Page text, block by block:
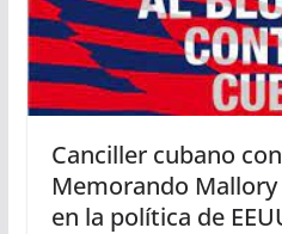
Canciller cubano
Memorando
en la política de